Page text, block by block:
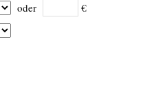
oder €